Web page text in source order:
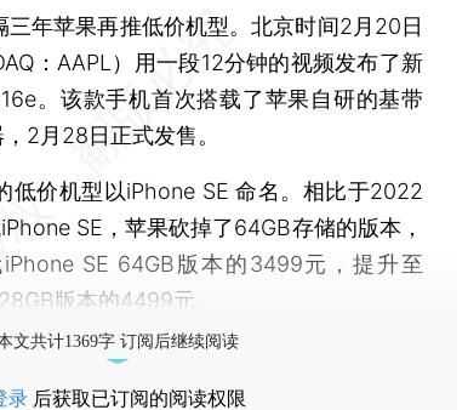
三年苹果再推低价机型。北京时间2月20日
：AAPL）用一段12分钟的视频发布了新
。该款手机首次搭载了苹果自研的基带
2月28日正式发售。
价机型以iPhone SE 命名。相比于2022
SE，苹果砍掉了64GB存储的版本，
SE 64GB版本的3499元，提升至
版本的4499元。
文共计1369字 订阅后继续阅读
录 后获取已订阅的阅读权限